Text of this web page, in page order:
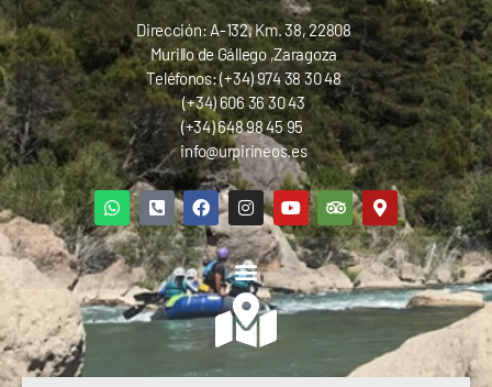
Dirección: A-132, Km. 38, 22808
Murillo de Gállego ,Zaragoza
Teléfonos: (+34) 974 38 30 48
(+34) 606 36 30 43
(+34) 648 98 45 95
info@urpirineos.es